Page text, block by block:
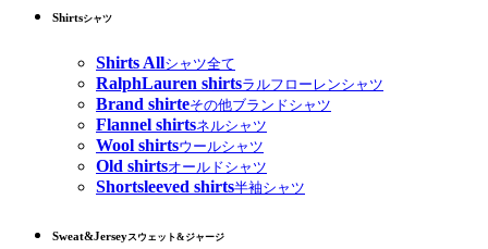
Shirtsシャツ
Shirts Allシャツ全て
RalphLauren shirtsラルフローレンシャツ
Brand shirteその他ブランドシャツ
Flannel shirtsネルシャツ
Wool shirtsウールシャツ
Old shirtsオールドシャツ
Shortsleeved shirts半袖シャツ
Sweat&Jerseyスウェット&ジャージ